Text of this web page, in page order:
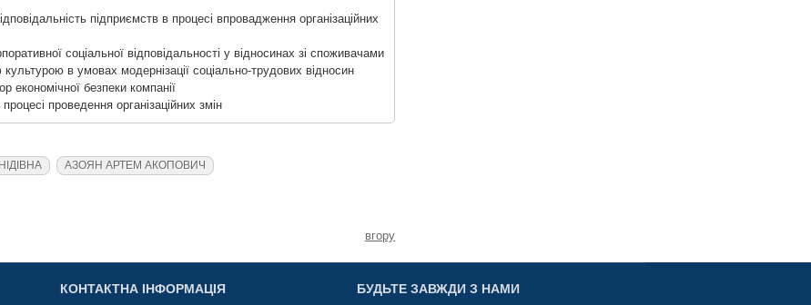
підприємств в процесі впровадження організаційних
соціальної відповідальності у відносинах зі споживачами
культурою в умовах модернізації соціально-трудових відносин
економічної безпеки компанії
проведення організаційних змін
АЗОЯН АРТЕМ АКОПОВИЧ
вгору
КОНТАКТНА ІНФОРМАЦІЯ БУДЬТЕ ЗАВЖДИ З НАМИ